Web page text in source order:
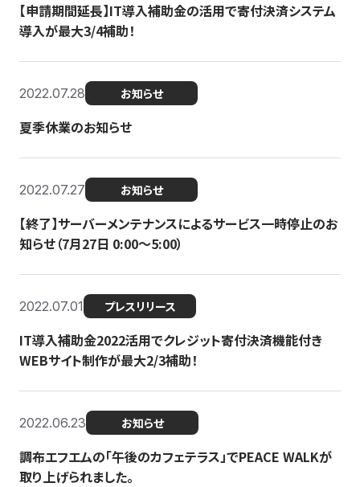
【申請期間延長】IT導入補助金の活用で寄付決済システム
導入が最大3/4補助！
2022.07.28 お知らせ
夏季休業のお知らせ
2022.07.27 お知らせ
【終了】サーバーメンテナンスによるサービス一時停止のお
知らせ（7月27日 0:00〜5:00）
2022.07.01 プレスリリース
IT導入補助金2022活用でクレジット寄付決済機能付き
WEBサイト制作が最大2/3補助！
2022.06.23 お知らせ
調布エフエムの「午後のカフェテラス」でPEACE WALKが
取り上げられました。